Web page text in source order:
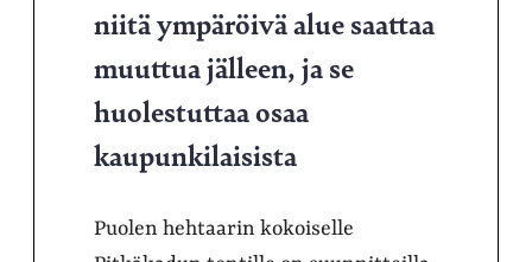
niitä ympäröivä alue saattaa
muuttua jälleen, ja se
huolestuttaa osaa
kaupunkilaisista
Puolen hehtaarin kokoiselle